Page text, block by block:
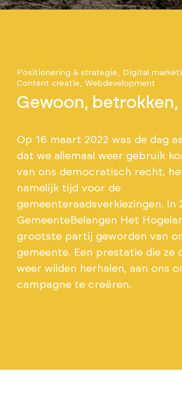
Positionering & strategie
Digital
Content creatie
Webdevelopment
Gewoon,
Op 16 maart 2022 was de dag
dat we allemaal weer gebruik
van ons democratisch recht,
namelijk tijd voor de
gemeenteraadsverkiezingen. In
GemeenteBelangen Het
grootste partij geworden van
gemeente. Een prestatie die ze
weer wilden herhalen, aan ons
campagne te creëren.